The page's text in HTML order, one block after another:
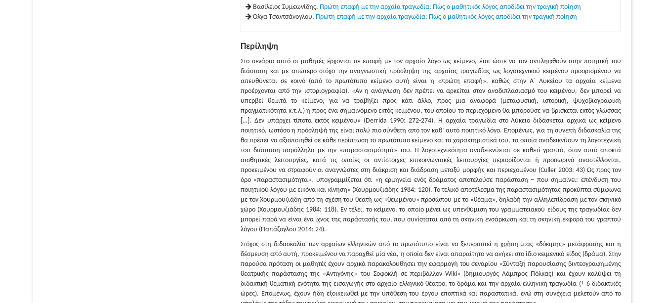
Βασίλειος Συμεωνίδης, Πρώτη επαφή με την αρχαία τραγωδία: Πώς ο μαθητικός λόγος αποδίδει την τραγική ποίηση
Όλγα Τσαντσάνογλου, Πρώτη επαφή με την αρχαία τραγωδία: Πώς ο μαθητικός λόγος αποδίδει την τραγική ποίηση
Περίληψη
Στο σενάριο αυτό οι μαθητές έρχονται σε επαφή με τον αρχαίο λόγο ως κείμενο, έτσι ώστε να τον αντιληφθούν στην ποιητική του
διάσταση και με απώτερο στόχο την αναγνωστική πρόσληψη της αρχαίας τραγωδίας ως λογοτεχνικού κειμένου προορισμένου να
απευθύνεται σε κοινό (από το πρωτότυπο κείμενο αυτή είναι η «πρώτη επαφή», καθώς στην Α΄ Λυκείου τα αρχαία κείμενα
προέρχονται από την ιστοριογραφία). «Αν η ανάγνωση δεν πρέπει να αρκείται στον αναδιπλασιασμό του κειμένου, δεν μπορεί να
υπερβεί θεμιτά το κείμενο, για να τραβήξει προς κάτι άλλο, προς μια αναφορά (μεταφυσική, ιστορική, ψυχοβιογραφική
πραγματικότητα κ.τ.λ.) ή προς ένα σημαινόμενο εκτός κειμένου, του οποίου το περιεχόμενο θα μπορούσε να βρίσκεται εκτός γλώσσας
[…]. Δεν υπάρχει τίποτα εκτός κειμένου» (Derrida 1990: 272-274). Η αρχαία τραγωδία στο Λύκειο διδάσκεται αρχικά ως κείμενο
ποιητικό, ωστόσο η πρόσληψή της είναι πολύ πιο σύνθετη από τον καθ’ αυτό ποιητικό λόγο. Επομένως, για τη συνεπή διδασκαλία της
θα πρέπει να αξιοποιηθεί σε κάθε περίπτωση το πρωτότυπο κείμενο και τα χαρακτηριστικά του, τα οποία αναδεικνύουν τη λογοτεχνική
του διάσταση παράλληλα με την «παραστασιμότητά» του. Η λογοτεχνικότητα αναδεικνύεται σε καθετί γραπτό, όταν αυτό αποκτά
αισθητικές λειτουργίες, κατά τις οποίες οι αντίστοιχες επικοινωνιακές λειτουργίες περιορίζονται ή προσωρινά αναστέλλονται,
προκειμένου να στραφούν οι αναγνώστες στη διάκριση και διάδραση μεταξύ μορφής και περιεχομένου (Culler 2003: 43) Ως προς τον
όρο «παραστασιμότητα», υπογραμμίζεται ότι «η ερμηνεία ενός δράματος αποτελούσε παράσταση – που σημαίνει: επένδυση του
ποιητικού λόγου με εικόνα και κίνηση» (Χουρμουζιάδης 1984: 120). Το τελικό αποτέλεσμα της παραστασιμότητας προκύπτει σύμφωνα
με τον Χουρμουζιάδη από τη σχέση του θεατή ως «θεωμένου» προσώπου με το «θέαμα», δηλαδή την αλληλεπίδραση με τον σκηνικό
χώρο (Χουρμουζιάδης 1984: 118). Εν τέλει, το κείμενο, το οποίο μένει ως υπενθύμιση του γραμματειακού είδους της τραγωδίας δεν
μπορεί παρά να είναι ένα ίχνος της παράστασής του, που συνίσταται από τη σκηνική ενσάρκωση και τη σκηνική εκφορά του γραπτού
λόγου (Παπάζογλου 2014: 24).
Στόχος στη διδασκαλία των αρχαίων ελληνικών από το πρωτότυπο είναι να ξεπεραστεί η χρήση μιας «δόκιμης» μετάφρασης και η
δέσμευση από αυτή, προκειμένου να παραχθεί μία νέα, η οποία δεν είναι απαραίτητο να ανήκει στο ίδιο κειμενικό είδος (δράμα). Στην
παρούσα πρόταση οι μαθητές έχουν αρχικά παρακολουθήσει την εφαρμογή του σεναρίου «Σύνταξη παρουσίασης βιντεογραφημένης
θεατρικής παράστασης της «Αντιγόνης» του Σοφοκλή σε περιβάλλον Wiki» (δημιουργός Λάμπρος Πόλκας) και έχουν καλύψει τη
διδακτική θεματική ενότητα της εισαγωγής στο αρχαίο ελληνικό θέατρο, το δράμα και την αρχαία ελληνική τραγωδία (± 6 διδακτικές
ώρες). Επομένως, έχουν ήδη εξοικειωθεί με την υπόθεση του έργου εποπτικά και παραστατικά, ενώ στη συνέχεια μελετούν από το